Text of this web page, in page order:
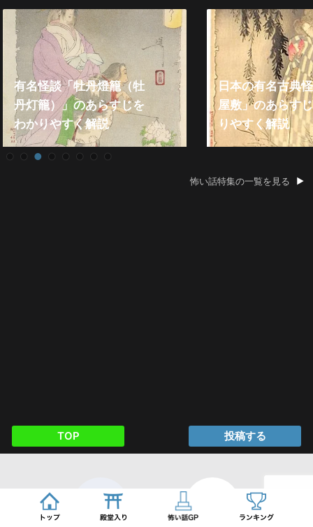
日本の有名古典怪談「皿
屋敷」のあらすじをわか
りやすく解説
2021年『殿堂入
い話』総まとめ
怖い話特集の一覧を見る
TOP 投稿する